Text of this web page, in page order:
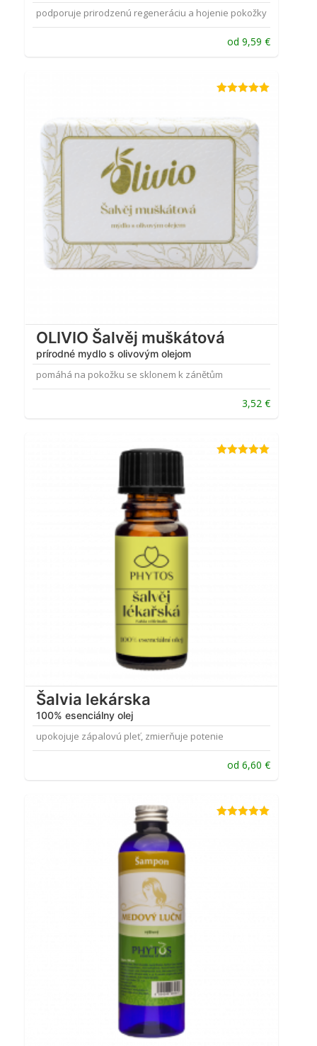
podporuje prirodzenú regeneráciu a hojenie pokožky
od 9,59 €
OLIVIO Šalvěj muškátová
prírodné mydlo s olivovým olejom
pomáhá na pokožku se sklonem k zánětům
3,52 €
Šalvia lekárska
100% esenciálny olej
upokojuje zápalovú pleť, zmierňuje potenie
od 6,60 €